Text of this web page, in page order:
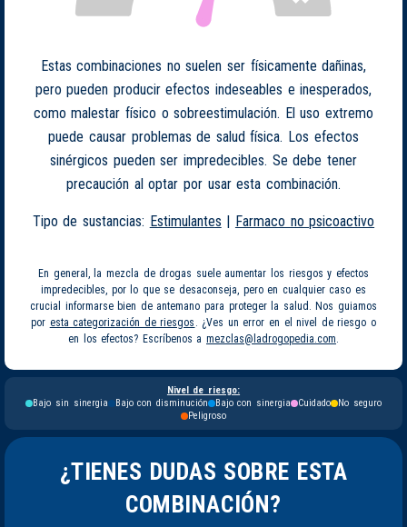
Estas combinaciones no suelen ser físicamente dañinas,
pero pueden producir efectos indeseables e inesperados,
como malestar físico o sobreestimulación. El uso extremo
puede causar problemas de salud física. Los efectos
sinérgicos pueden ser impredecibles. Se debe tener
precaución al optar por usar esta combinación.
Tipo de sustancias: Estimulantes | Farmaco no psicoactivo
En general, la mezcla de drogas suele aumentar los riesgos y efectos
impredecibles, por lo que se desaconseja, pero en cualquier caso es
crucial informarse bien de antemano para proteger la salud. Nos guiamos
por esta categorización de riesgos . ¿Ves un error en el nivel de riesgo o
en los efectos? Escríbenos a mezclas@ladrogopedia.com.
Nivel de riesgo:
Bajo sin sinergia
Bajo con disminución Bajo con sinergia Cuidado
No seguro
Peligroso
¿TIENES DUDAS SOBRE ESTA
COMBINACIÓN?